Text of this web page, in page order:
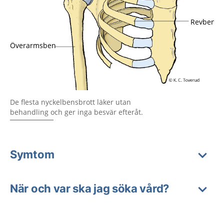
Förstora bilden
De flesta nyckelbensbrott läker utan
behandling och ger inga besvär efteråt.
Symtom
När och var ska jag söka vård?